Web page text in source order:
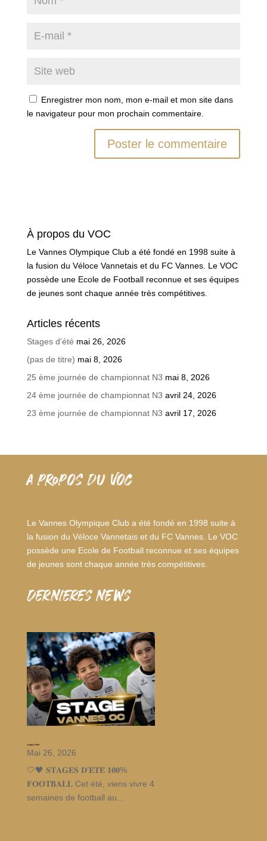
Enregistrer mon nom, mon e-mail et mon site dans
le navigateur pour mon prochain commentaire.
À propos du VOC
Le Vannes Olympique Club a été fondé en 1998 suite à
la fusion du Véloce Vannetais et du FC Vannes. Le VOC
possède une Ecole de Football reconnue et ses équipes
de jeunes sont chaque année très compétitives.
Articles récents
Stages d’été mai 26, 2026
(pas de titre) mai 8, 2026
25 ème journée de championnat N3 mai 8, 2026
24 ème journée de championnat N3 avril 24, 2026
23 ème journée de championnat N3 avril 17, 2026
A PROPOS DU VOC
Le Vannes Olympique Club a été fondé en 1998 suite à
la fusion du Véloce Vannetais et du FC Vannes. Le VOC
possède une Ecole de Football reconnue et ses équipes
de jeunes sont chaque année très compétitives.
dernieres news
Stages d’été
Mai 26, 2026
🤍🖤 𝐒𝐓𝐀𝐆𝐄𝐒 𝐃’𝐄́𝐓𝐄́ 𝟏𝟎𝟎%
𝐅𝐎𝐎𝐓𝐁𝐀𝐋𝐋 Cet été, viens vivre 4
semaines de football au...